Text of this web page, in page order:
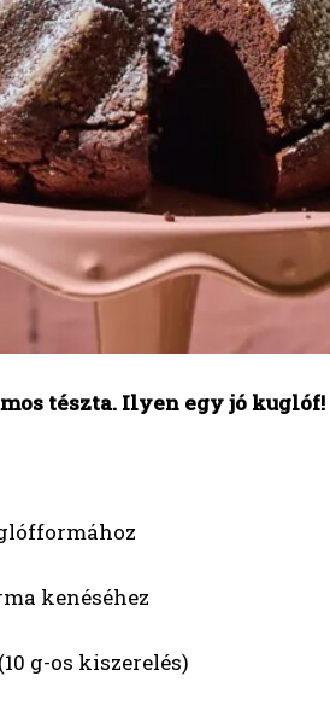
tészta. Ilyen egy jó
kenéséhez
g-os kiszerelés)